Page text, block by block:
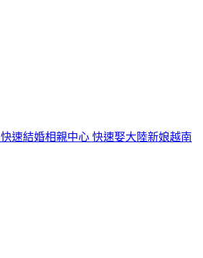
快速結婚相親中心 快速娶大陸新娘越南